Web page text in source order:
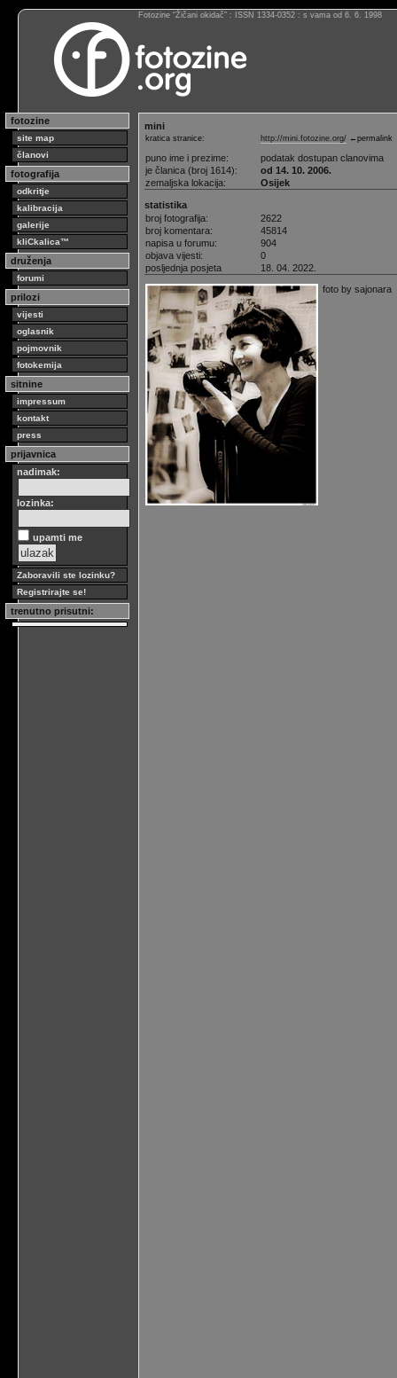
Fotozine “Žičani okidač” : ISSN 1334-0352 : s vama od 6. 6. 1998
fotozine
site map
članovi
fotografija
odkritje
kalibracija
galerije
kliCkalica™
druženja
forumi
prilozi
vijesti
oglasnik
pojmovnik
fotokemija
sitnine
impressum
kontakt
press
prijavnica
nadimak:
lozinka:
upamti me
Zaboravili ste lozinku?
Registrirajte se!
trenutno prisutni:
mini
kratica stranice: http://mini.fotozine.org/ ←permalink
puno ime i prezime:
podatak dostupan clanovima
je članica (broj 1614):
od 14. 10. 2006.
zemaljska lokacija:
Osijek
statistika
broj fotografija:
2622
broj komentara:
45814
napisa u forumu:
904
objava vijesti:
0
posljednja posjeta
18. 04. 2022.
foto by sajonara